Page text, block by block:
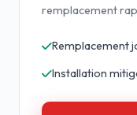
remplacement
Remplacement
Installation